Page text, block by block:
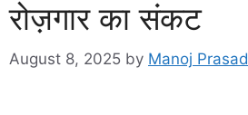
रोज़गार का संकट
August 8, 2025 by Manoj Prasad